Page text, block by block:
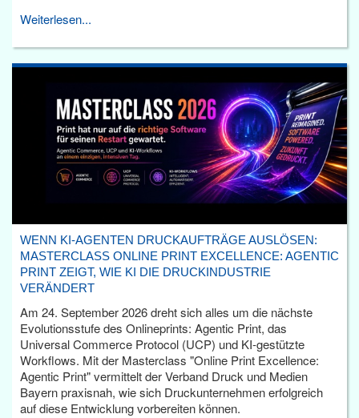
Weiterlesen...
WENN KI-AGENTEN DRUCKAUFTRÄGE AUSLÖSEN:
MASTERCLASS ONLINE PRINT EXCELLENCE: AGENTIC
PRINT ZEIGT, WIE KI DIE DRUCKINDUSTRIE
VERÄNDERT
Am 24. September 2026 dreht sich alles um die nächste
Evolutionsstufe des Onlineprints: Agentic Print, das
Universal Commerce Protocol (UCP) und KI-gestützte
Workflows. Mit der Masterclass "Online Print Excellence:
Agentic Print" vermittelt der Verband Druck und Medien
Bayern praxisnah, wie sich Druckunternehmen erfolgreich
auf diese Entwicklung vorbereiten können.